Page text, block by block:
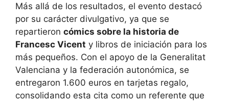
Más allá de los resultados, el evento destacó
por su carácter divulgativo, ya que se
repartieron cómics sobre la historia de
Francesc Vicent y libros de iniciación para los
más pequeños. Con el apoyo de la Generalitat
Valenciana y la federación autonómica, se
entregaron 1.600 euros en tarjetas regalo,
consolidando esta cita como un referente que